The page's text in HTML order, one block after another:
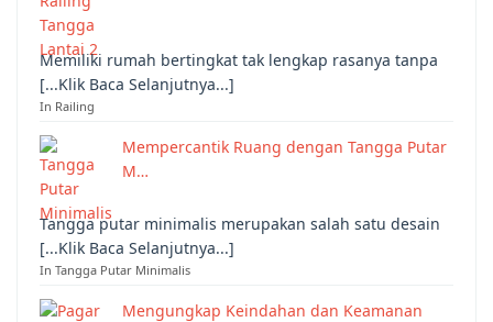
Memiliki rumah bertingkat tak lengkap rasanya tanpa
[...Klik Baca Selanjutnya...]
In Railing
Mempercantik Ruang dengan Tangga Putar
M…
Tangga putar minimalis merupakan salah satu desain
[...Klik Baca Selanjutnya...]
In Tangga Putar Minimalis
Mengungkap Keindahan dan Keamanan